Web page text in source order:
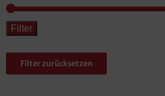
Filter
Filter zurücksetzen